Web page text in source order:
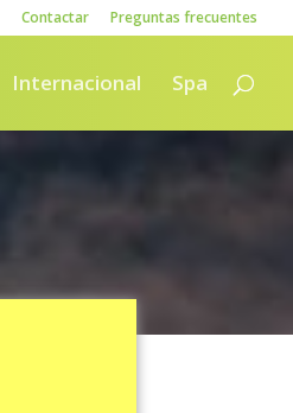
Contactar Preguntas frecuentes
Internacional Spa